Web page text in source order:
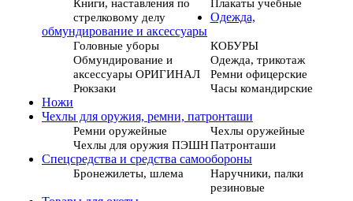
Книги, наставления по
стрелковому делу
Плакаты учебные
Одежда,
обмундирование и аксессуары
Головные уборы
КОБУРЫ
Обмундирование и
аксессуары ОРИГИНАЛ
Одежда, трикотаж
Ремни офицерские
Рюкзаки
Часы командирские
Ножи
Чехлы для оружия, ремни, патронташи
Ремни оружейные
Чехлы оружейные
Чехлы для оружия ПЭШНПатронташи
Спецсредства и средства самообороны
Бронежилеты, шлема
Наручники, палки
резиновые